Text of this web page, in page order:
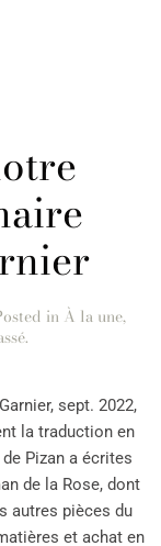
in À la une,
.
sept. 2022,
la traduction en
Pizan a écrites
de la Rose, dont
autres pièces du
et achat en